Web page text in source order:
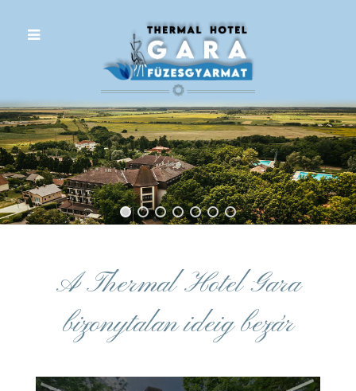
A Thermal Hotel Gara
bizonytalan ideig bezár